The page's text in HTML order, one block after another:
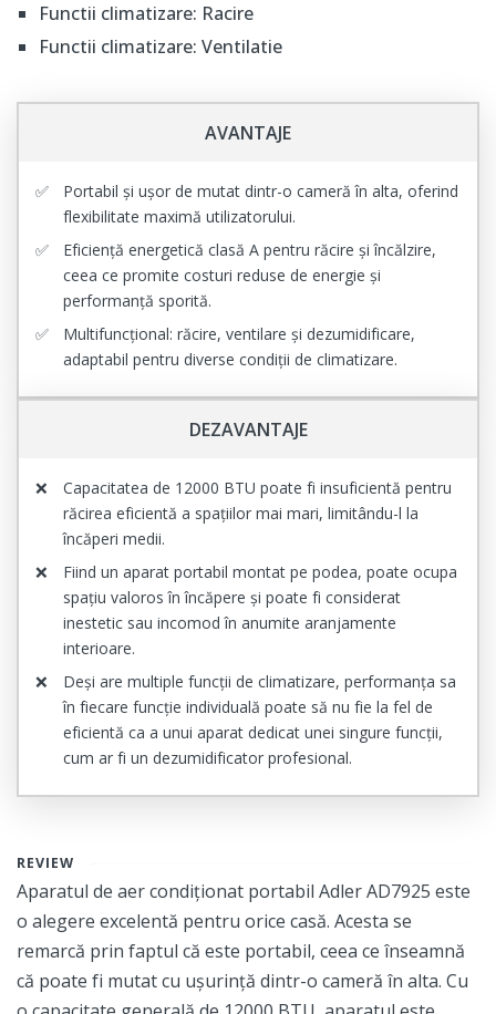
Functii climatizare: Racire
Functii climatizare: Ventilatie
AVANTAJE
Portabil și ușor de mutat dintr-o cameră în alta, oferind
flexibilitate maximă utilizatorului.
Eficiență energetică clasă A pentru răcire și încălzire,
ceea ce promite costuri reduse de energie și
performanță sporită.
Multifuncțional: răcire, ventilare și dezumidificare,
adaptabil pentru diverse condiții de climatizare.
DEZAVANTAJE
Capacitatea de 12000 BTU poate fi insuficientă pentru
răcirea eficientă a spațiilor mai mari, limitându-l la
încăperi medii.
Fiind un aparat portabil montat pe podea, poate ocupa
spațiu valoros în încăpere și poate fi considerat
inestetic sau incomod în anumite aranjamente
interioare.
Deși are multiple funcții de climatizare, performanța sa
în fiecare funcție individuală poate să nu fie la fel de
eficientă ca a unui aparat dedicat unei singure funcții,
cum ar fi un dezumidificator profesional.
REVIEW
Aparatul de aer condiționat portabil Adler AD7925 este
o alegere excelentă pentru orice casă. Acesta se
remarcă prin faptul că este portabil, ceea ce înseamnă
că poate fi mutat cu ușurință dintr-o cameră în alta. Cu